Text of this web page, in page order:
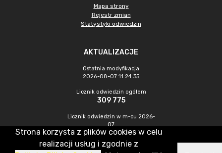
Mapa strony
Rejestr zmian
Statystyki odwiedzin
AKTUALIZACJE
Ostatnia modyfikacja
2026-08-07 11:24:35
Licznik odwiedzin ogółem
309 775
Licznik odwiedzin w m-cu 2026-
07
473
Strona korzysta z plików cookies w celu
realizacji usług i zgodnie z